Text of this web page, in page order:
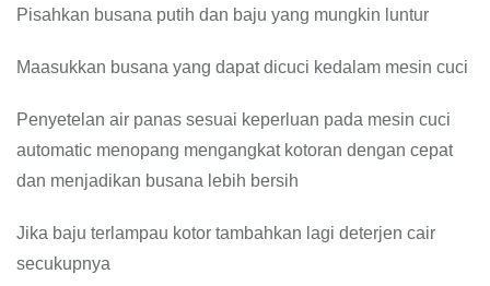
Pisahkan busana putih dan baju yang mungkin luntur
Maasukkan busana yang dapat dicuci kedalam mesin cuci
Penyetelan air panas sesuai keperluan pada mesin cuci
automatic menopang mengangkat kotoran dengan cepat
dan menjadikan busana lebih bersih
Jika baju terlampau kotor tambahkan lagi deterjen cair
secukupnya